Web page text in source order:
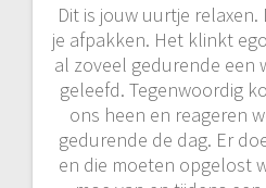
Dit is jouw uurtje
je afpakken. Het klinkt
al zoveel gedurende een
geleefd. Tegenwoordig
ons heen en reageren
gedurende de dag. Er
en die moeten opgelost